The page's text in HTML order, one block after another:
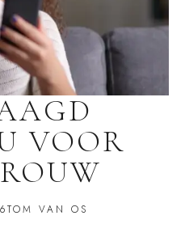
VOOR
TOM VAN OS